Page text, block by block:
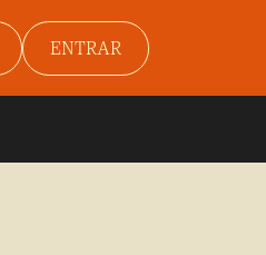
ENTRAR